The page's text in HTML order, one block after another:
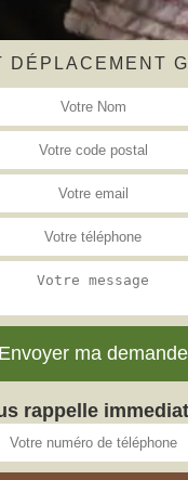
DÉPLACEMENT
rappelle